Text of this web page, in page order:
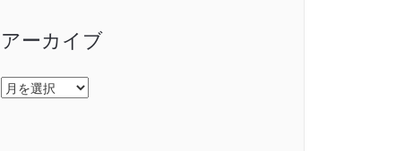
アーカイブ
ア
ー